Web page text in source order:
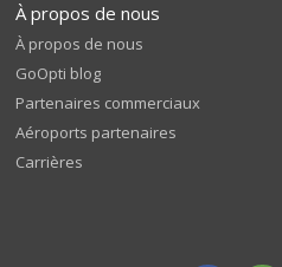
À propos de nous
À propos de nous
GoOpti blog
Partenaires commerciaux
Aéroports partenaires
Carrières